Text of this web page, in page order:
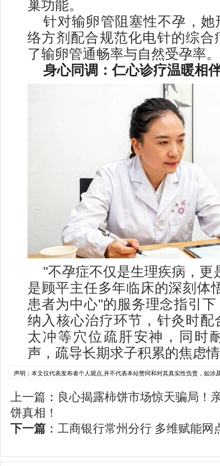
巢功能。
针对输卵管阻塞性不孕，她
络方剂配合规范化电针的综合
了输卵管通畅率与自然受孕率。
身心同调：仁心诊疗温暖相
"不孕症不仅是生理疾病，更
是顾平主任多年临床的深刻体
患者为中心"的服务理念指引
纳入核心治疗环节，针灸时配
太冲等穴位疏肝安神，同时
声，疏导长期求子积累的焦虑
声明：本文仅代表发布者个人观点,并不代表本站赞同和对其真实性负责，如涉
上一篇 ： 良心揭露柿饼市场惊天骗局！
饼真相！
下一篇 ： 工商银行常州分行 多维赋能网